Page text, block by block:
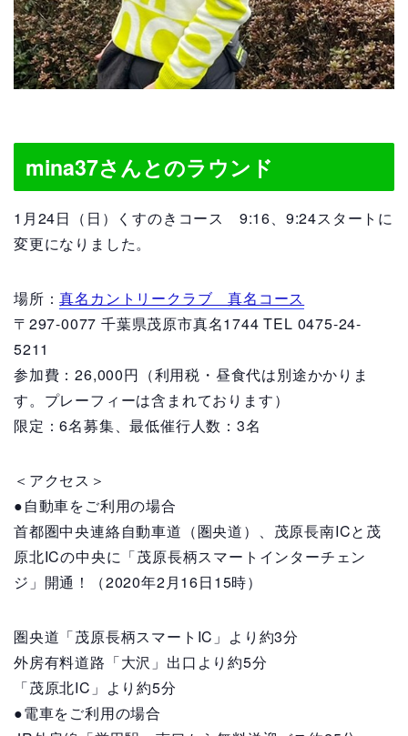
mina37さんとのラウンド
1月24日（日）くすのきコース 9:16、9:24スタートに
変更になりました。
場所：真名カントリークラブ 真名コース
〒297-0077 千葉県茂原市真名1744 TEL 0475-24-
5211
参加費：26,000円（利用税・昼食代は別途かかりま
す。プレーフィーは含まれております）
限定：6名募集、最低催行人数：3名
＜アクセス＞
●自動車をご利用の場合
首都圏中央連絡自動車道（圏央道）、茂原長南ICと茂
原北ICの中央に「茂原長柄スマートインターチェン
ジ」開通！（2020年2月16日15時）
圏央道「茂原長柄スマートIC」より約3分
外房有料道路「大沢」出口より約5分
「茂原北IC」より約5分
●電車をご利用の場合